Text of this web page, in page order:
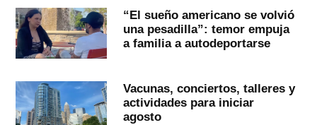
“El sueño americano se volvió
una pesadilla”: temor empuja
a familia a autodeportarse
Vacunas, conciertos, talleres y
actividades para iniciar
agosto